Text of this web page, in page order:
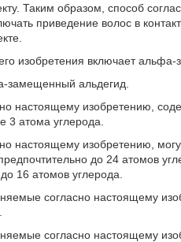
Таким образом, способ
приведение волос в
изобретения включает
альдегид.
настоящему изобретению,
3 атома углерода.
настоящему изобретению,
до 24 атомов
16 атомов углерода.
согласно настоящему
согласно настоящему